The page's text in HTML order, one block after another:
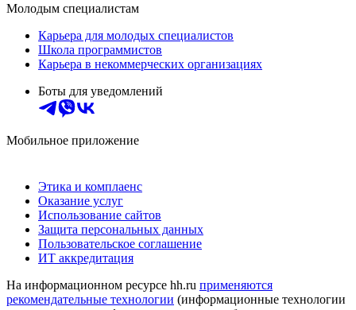
Молодым специалистам
Карьера для молодых специалистов
Школа программистов
Карьера в некоммерческих организациях
Боты для уведомлений
Мобильное приложение
Этика и комплаенс
Оказание услуг
Использование сайтов
Защита персональных данных
Пользовательское соглашение
ИТ аккредитация
На информационном ресурсе hh.ru применяются
рекомендательные технологии (информационные технологии